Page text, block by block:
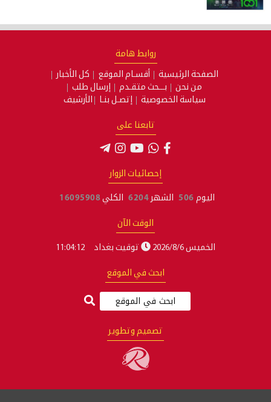
روابط هامة
الصفحة الرئيسية أقسـام الموقع
كل الأخبار
من نحن
بـــحث متقـدم
إرسال طلب
سياسة الخصوصية
إتصـل بنـا الأرشيف
تابعنا على
إحصائيات الزوار
اليوم 506 الشهر 6204 الكلي 16095908
الوقت الآن
الخميس 2026/8/6 توقيت بغداد 11:04:13
ابحث في الموقع
تصميم وتطوير